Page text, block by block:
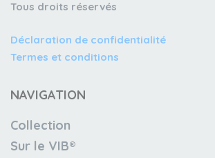
Tous droits réservés
Déclaration de confidentialité
Termes et conditions
NAVIGATION
Collection
Sur le VIB®